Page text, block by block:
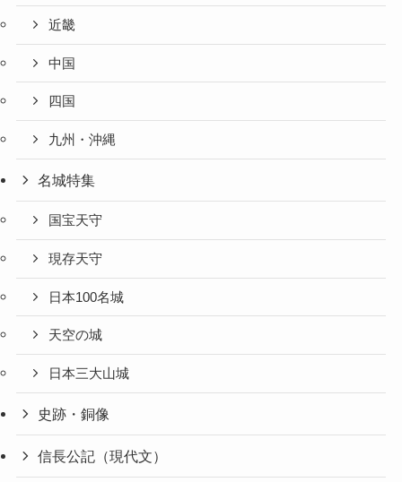
近畿
中国
四国
九州・沖縄
名城特集
国宝天守
現存天守
日本100名城
天空の城
日本三大山城
史跡・銅像
信長公記（現代文）